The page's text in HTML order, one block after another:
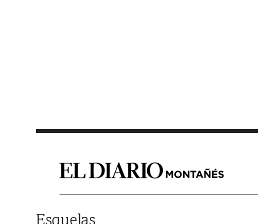
Esquelas